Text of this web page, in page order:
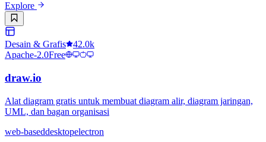
Explore
Desain & Grafis
42.0k
Apache-2.0Free
draw.io
Alat diagram gratis untuk membuat diagram alir, diagram jaringan,
UML, dan bagan organisasi
web-baseddesktopelectron